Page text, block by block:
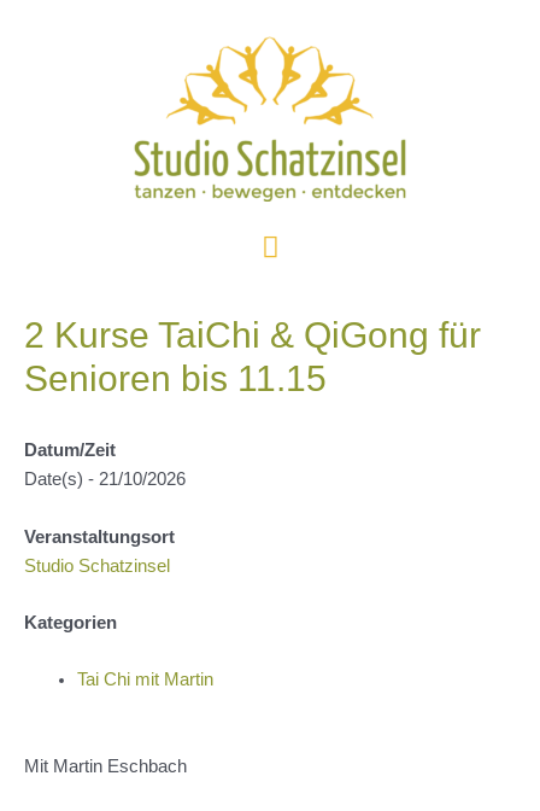
Hauptmenü
2 Kurse TaiChi & QiGong für
Senioren bis 11.15
Datum/Zeit
Date(s) - 21/10/2026
Veranstaltungsort
Studio Schatzinsel
Kategorien
Tai Chi mit Martin
Mit Martin Eschbach